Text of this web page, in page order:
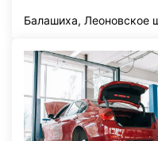
Балашиха, Леоновское